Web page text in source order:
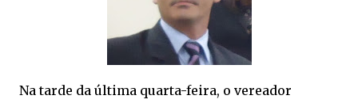
Na tarde da última quarta-feira, o vereador